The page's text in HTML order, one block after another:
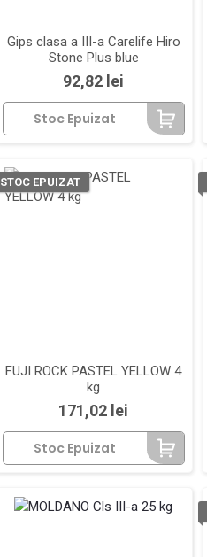
Gips clasa a III-a Carelife Hiro
Stone Plus blue
Pret
92,82 lei
Stoc Epuizat
FUJI ROCK PASTEL YELLOW 4
kg
Pret
171,02 lei
Stoc Epuizat
STOC EPUIZAT